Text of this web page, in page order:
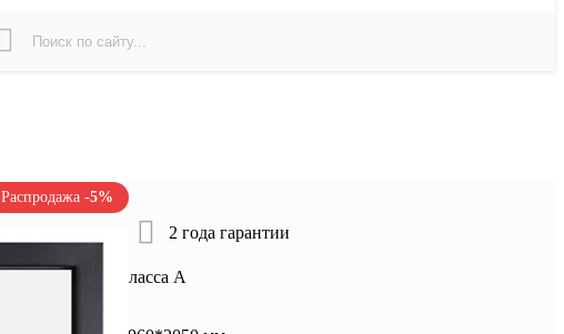
Распродажа -5%
2 года гарантии
Звукоизоляция класса А